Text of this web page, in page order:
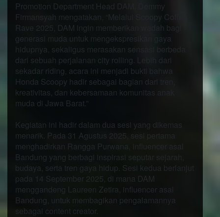
Promotion Department Head DAM, Demmy
Firmansyah mengatakan, “Melalui Scoopy Coffee
Rave 2025, DAM ingin memberikan wadah bagi
generasi muda untuk mengekspresikan gaya
hidupnya, sekaligus merasakan sensasi berbeda
dari sebuah perjalanan city rolling. Lebih dari
sekadar riding, acara ini menjadi bukti bahwa
Honda Scoopy hadir sebagai bagian dari tren,
kreativitas, dan kebersamaan komunitas anak
muda di Jawa Barat.”
Kegiatan ini hadir dalam dua sesi yang dikemas
menarik. Pada 31 Agustus 2025, sesi pertama
menghadirkan Rangga Purwana, influencer asal
Bandung yang berbagi inspirasi seputar sejarah,
budaya, serta tren gaya hidup. Sesi kedua berlanjut
pada 14 September 2025, di mana DAM
menggandeng Laureen Zetira, influencer asal
Bandung, untuk membagikan pengalamannya
sebagai content creator.